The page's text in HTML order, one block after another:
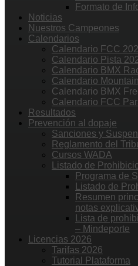
Formato de
Noticias
Nuestros Campeones
Calendarios
Calendario FCC
Calendario Pista
Calendario BMX
Calendario
Calendario BMX
Calendario FCC
Resultados
Prevención al dopaje
Sanciones y
Reglamento del
Cursos WADA
Listado de
Programa de
Listado de
Resumen
notas
Lista de
– Mindeporte
Licencias 2026
Tarifas 2026
Tutorial Plataforma